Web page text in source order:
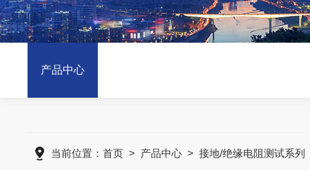
产品中心
当前位置：首页 > 产品中心 >接地/绝缘电阻测试系列